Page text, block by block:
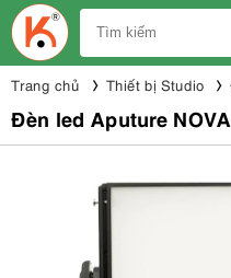
Trang chủ Thiết bị Studio
Đèn led Aputure